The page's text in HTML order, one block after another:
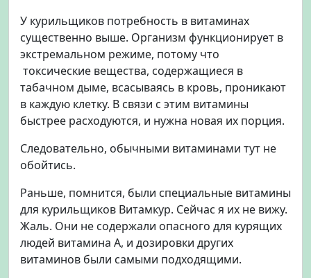
У курильщиков потребность в витаминах
существенно выше. Организм функционирует в
экстремальном режиме, потому что
токсические вещества, содержащиеся в
табачном дыме, всасываясь в кровь, проникают
в каждую клетку. В связи с этим витамины
быстрее расходуются, и нужна новая их порция.
Следовательно, обычными витаминами тут не
обойтись.
Раньше, помнится, были специальные витамины
для курильщиков Витамкур. Сейчас я их не вижу.
Жаль. Они не содержали опасного для курящих
людей витамина А, и дозировки других
витаминов были самыми подходящими.